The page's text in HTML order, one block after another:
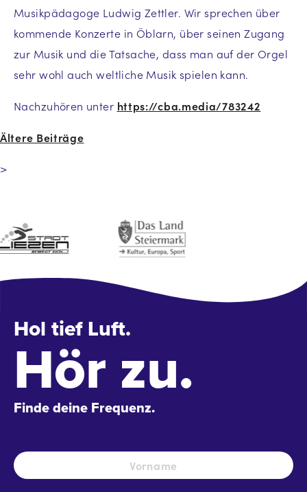
Musikpädagoge Ludwig Zettler. Wir sprechen über
kommende Konzerte in Öblarn, über seinen Zugang
zur Musik und die Tatsache, dass man auf der Orgel
sehr wohl auch weltliche Musik spielen kann.
Nachzuhören unter https://cba.media/783242
Ältere Beiträge
>
Hol tief Luft.
Hör zu.
Finde deine Frequenz.
Name *